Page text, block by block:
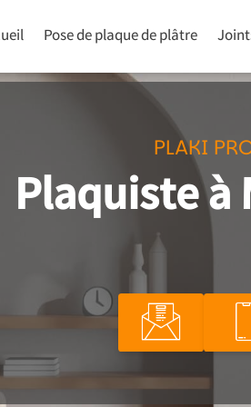
Pose de plaque de plâtre
PLAKI
Plaquiste à